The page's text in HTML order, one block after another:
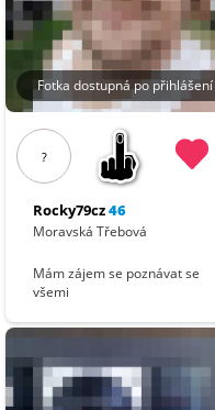
Fotka dostupná po přihlášení
?
Rocky79cz46
Moravská Třebová
Mám zájem se poznávat se
všemi